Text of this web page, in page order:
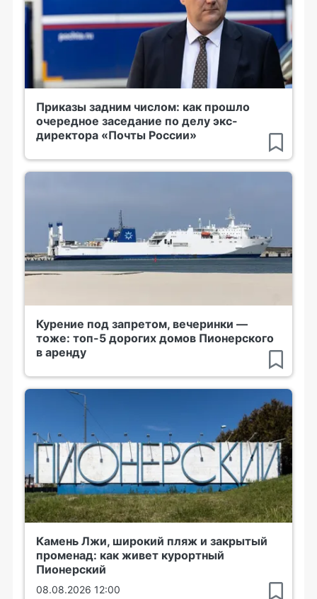
Приказы задним числом: как прошло
очередное заседание по делу экс-
директора «Почты России»
Курение под запретом, вечеринки —
тоже: топ-5 дорогих домов Пионерского
в аренду
Камень Лжи, широкий пляж и закрытый
променад: как живет курортный
Пионерский
08.08.2026 12:00